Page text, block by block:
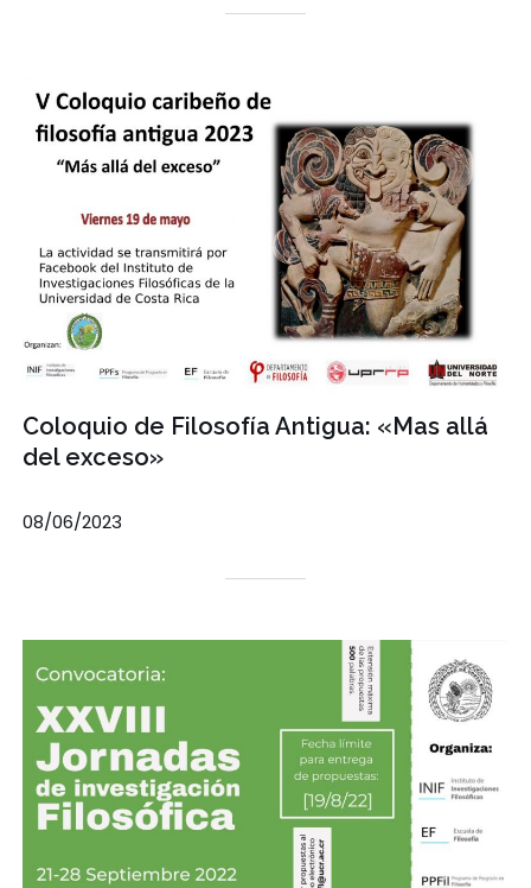
Coloquio de Filosofía Antigua: «Mas allá
del exceso»
08/06/2023